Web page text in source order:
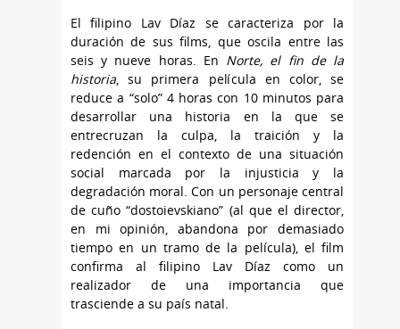
El filipino Lav Díaz se caracteriza por la
duración de sus films, que oscila entre las
seis y nueve horas. En Norte, el fin de la
historia, su primera película en color, se
reduce a “solo” 4 horas con 10 minutos para
desarrollar una historia en la que se
entrecruzan la culpa, la traición y la
redención en el contexto de una situación
social marcada por la injusticia y la
degradación moral. Con un personaje central
de cuño “dostoievskiano” (al que el director,
en mi opinión, abandona por demasiado
tiempo en un tramo de la película), el film
confirma al filipino Lav Díaz como un
realizador de una importancia que
trasciende a su país natal.